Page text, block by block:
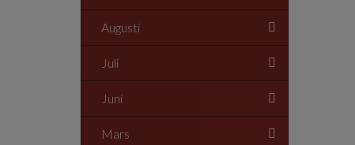
Augusti
Juli
Juni
Mars